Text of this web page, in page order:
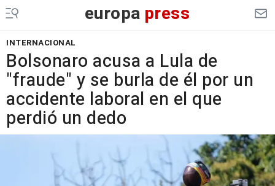
europa press
INTERNACIONAL
Bolsonaro acusa a Lula de
"fraude" y se burla de él por un
accidente laboral en el que
perdió un dedo